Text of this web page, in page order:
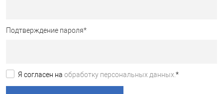
Подтверждение пароля*
Я согласен на обработку персональных данных. *